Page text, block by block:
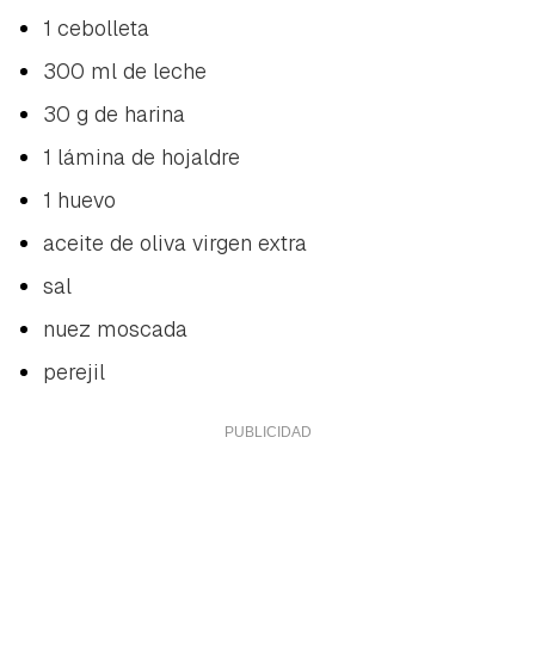
1 cebolleta
300 ml de leche
30 g de harina
1 lámina de hojaldre
1 huevo
aceite de oliva virgen extra
sal
nuez moscada
perejil